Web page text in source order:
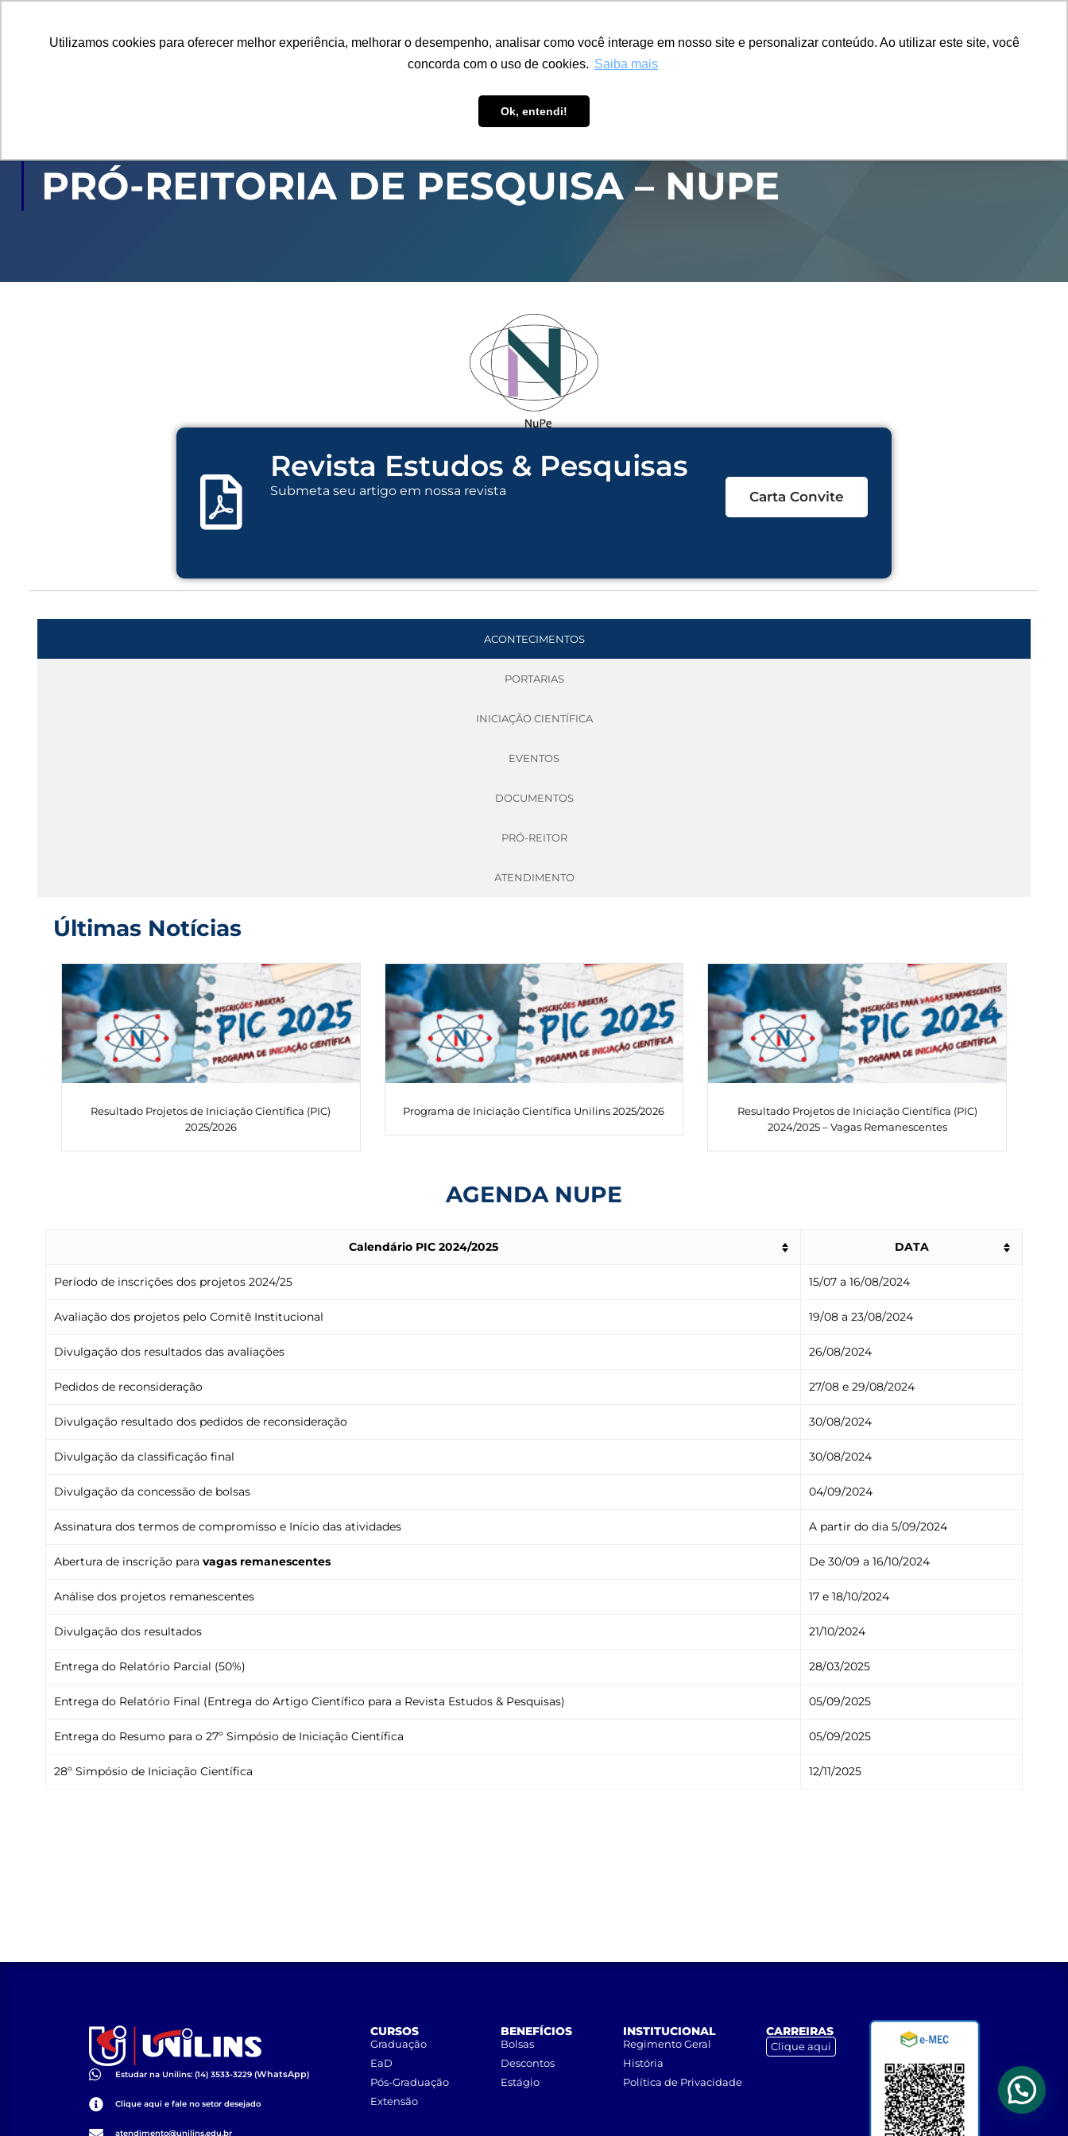
Utilizamos cookies para oferecer melhor experiência, melhorar o desempenho, analisar como você interage em nosso site e personalizar conteúdo. Ao utilizar este site, você
concorda com o uso de cookies. Saiba mais
Ok, entendi!
PÓS-GRADUAÇÃO CAPACITAÇÃO EXTENSÃO PESQUISA
PRÓ-REITORIA DE PESQUISA – NUPE
Revista Estudos & Pesquisas
Submeta seu artigo em nossa revista Carta Convite
ACONTECIMENTOS
PORTARIAS
INICIAÇÃO CIENTÍFICA
EVENTOS
DOCUMENTOS
PRÓ-REITOR
ATENDIMENTO
Últimas Notícias
Resultado Projetos de Iniciação Científica (PIC)
2025/2026
Programa de Iniciação Científica Unilins 2025/2026
Resultado Projetos de Iniciação Científica (PIC)
2024/2025 – Vagas Remanescentes
AGENDA NUPE
Calendário PIC 2024/2025 DATA
Período de inscrições dos projetos 2024/25 15/07 a 16/08/2024
Avaliação dos projetos pelo Comitê Institucional 19/08 a 23/08/2024
Divulgação dos resultados das avaliações 26/08/2024
Pedidos de reconsideração 27/08 e 29/08/2024
Divulgação resultado dos pedidos de reconsideração 30/08/2024
Divulgação da classificação final 30/08/2024
Divulgação da concessão de bolsas 04/09/2024
Assinatura dos termos de compromisso e Início das atividades A partir do dia 5/09/2024
Abertura de inscrição para vagas remanescentes De 30/09 a 16/10/2024
Análise dos projetos remanescentes 17 e 18/10/2024
Divulgação dos resultados 21/10/2024
Entrega do Relatório Parcial (50%) 28/03/2025
Entrega do Relatório Final (Entrega do Artigo Científico para a Revista Estudos & Pesquisas) 05/09/2025
Entrega do Resumo para o 27º Simpósio de Iniciação Científica 05/09/2025
28º Simpósio de Iniciação Científica 12/11/2025
Estudar na Unilins: (14) 3533-3229 (WhatsApp)
Clique aqui e fale no setor desejado
atendimento@unilins.edu.br
CURSOS
Graduação
EaD
Pós-Graduação
Extensão
BENEFÍCIOS
Bolsas
Descontos
Estágio
INSTITUCIONAL
Regimento Geral
História
Política de Privacidade
CARREIRAS
Clique aqui